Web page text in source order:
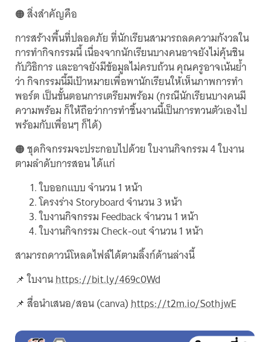
🟠 สิ่งสำคัญคือ
การสร้างพื้นที่ปลอดภัย ที่นักเรียนสามารถลดความกังวลใน
การทำกิจกรรมนี้ เนื่องจากนักเรียนบางคนอาจยังไม่คุ้นชิน
กับวิธิการ และอาจยังมีข้อมูลไม่ครบถ้วน คุณครูอาจเน้นย้ำ
ว่า กิจกรรมนี้มีเป้าหมายเพื่อพานักเรียนให้เห็นภาพการทำ
พอร์ต เป็นขั้นตอนการเตรียมพร้อม (กรณีนักเรียนบางคนมี
ความพร้อม ก็ให้ถือว่าการทำชิ้นงานนี้เป็นการทวนตัวเองไป
พร้อมกับเพื่อนๆ ก็ได้)
🟠 ชุดกิจกรรมจะประกอบไปด้วย ใบงานกิจกรรม 4 ใบงาน
ตามลำดับการสอน ได้แก่
ใบออกแบบ จำนวน 1 หน้า
โครงร่าง Storyboard จำนวน 3 หน้า
ใบงานกิจกรรม Feedback จำนวน 1 หน้า
ใบงานกิจกรรม Check-out จำนวน 1 หน้า
สามารถดาวน์โหลดไฟล์ได้ตามลิ้งก์ด้านล่างนี้
📌 ใบงานhttps://bit.ly/469c0Wd
📌 สื่อนำเสนอ/สอน (canva)https://t2m.io/SothjwE